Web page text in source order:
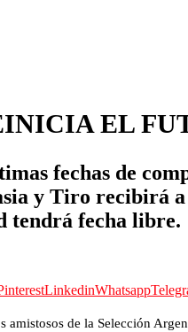
EL
fechas de
y Tiro recibirá
tendrá fecha libre.
LinkedinWhatsapp
amistosos de la Selección